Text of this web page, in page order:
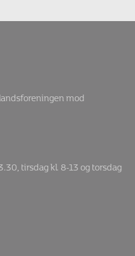
mod
tirsdag kl. 8-13 og torsdag